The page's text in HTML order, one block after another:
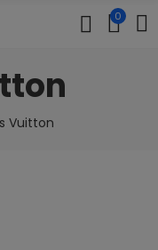
0
Vuitton